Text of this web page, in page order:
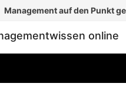
Management auf den Punkt
online